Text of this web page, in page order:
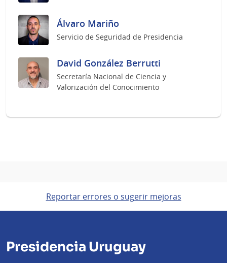
Álvaro Mariño
Servicio de Seguridad de Presidencia
David González Berrutti
Secretaría Nacional de Ciencia y
Valorización del Conocimiento
Reportar errores o sugerir mejoras
Presidencia Uruguay